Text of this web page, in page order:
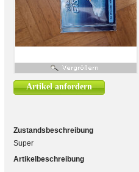
Artikel anfordern
Zustandsbeschreibung
Super
Artikelbeschreibung